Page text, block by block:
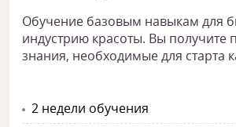
Обучение базовым навыкам для
индустрию красоты. Вы получите
знания, необходимые для старта
2 недели обучения